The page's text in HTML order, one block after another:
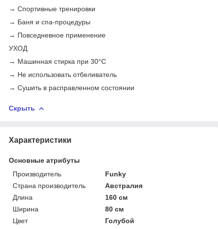
→ Спортивные тренировки
→ Баня и спа-процедуры
→ Повседневное применение
УХОД
→ Машинная стирка при 30°C
→ Не использовать отбеливатель
→ Сушить в расправленном состоянии
Скрыть
Характеристики
Основные атрибуты
Производитель
Funky
Страна производитель
Австралия
Длина
160 см
Ширина
80 см
Цвет
Голубой